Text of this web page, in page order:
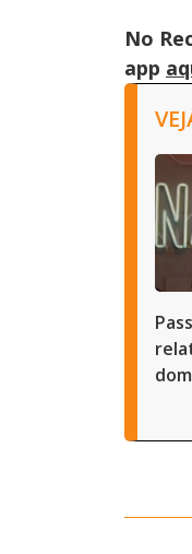
No
app